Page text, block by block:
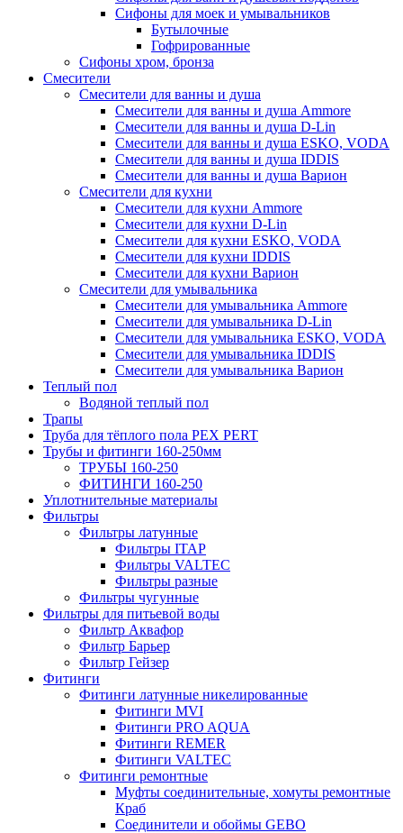
Сифоны для моек и умывальников
Бутылочные
Гофрированные
Сифоны хром, бронза
Смесители
Смесители для ванны и душа
Смесители для ванны и душа Ammore
Смесители для ванны и душа D-Lin
Смесители для ванны и душа ESKO, VODA
Смесители для ванны и душа IDDIS
Смесители для ванны и душа Варион
Смесители для кухни
Смесители для кухни Ammore
Смесители для кухни D-Lin
Смесители для кухни ESKO, VODA
Смесители для кухни IDDIS
Смесители для кухни Варион
Смесители для умывальника
Cмесители для умывальника Ammore
Смесители для умывальника D-Lin
Смесители для умывальника ESKO, VODA
Смесители для умывальника IDDIS
Смесители для умывальника Варион
Теплый пол
Водяной теплый пол
Трапы
Труба для тёплого пола PEX PERT
Трубы и фитинги 160-250мм
ТРУБЫ 160-250
ФИТИНГИ 160-250
Уплотнительные материалы
Фильтры
Фильтры латунные
Фильтры ITAP
Фильтры VALTEC
Фильтры разные
Фильтры чугунные
Фильтры для питьевой воды
Фильтр Аквафор
Фильтр Барьер
Фильтр Гейзер
Фитинги
Фитинги латунные никелированные
Фитинги MVI
Фитинги PRO AQUA
Фитинги REMER
Фитинги VALTEC
Фитинги ремонтные
Муфты соединительные, хомуты ремонтные
Краб
Соединители и обоймы GEBO